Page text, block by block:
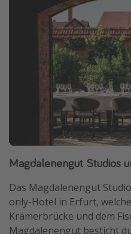
Magdalenengut Studios
Das Magdalenengut
only-Hotel in Erfurt,
Krämerbrücke und dem
Magdalenengut besticht